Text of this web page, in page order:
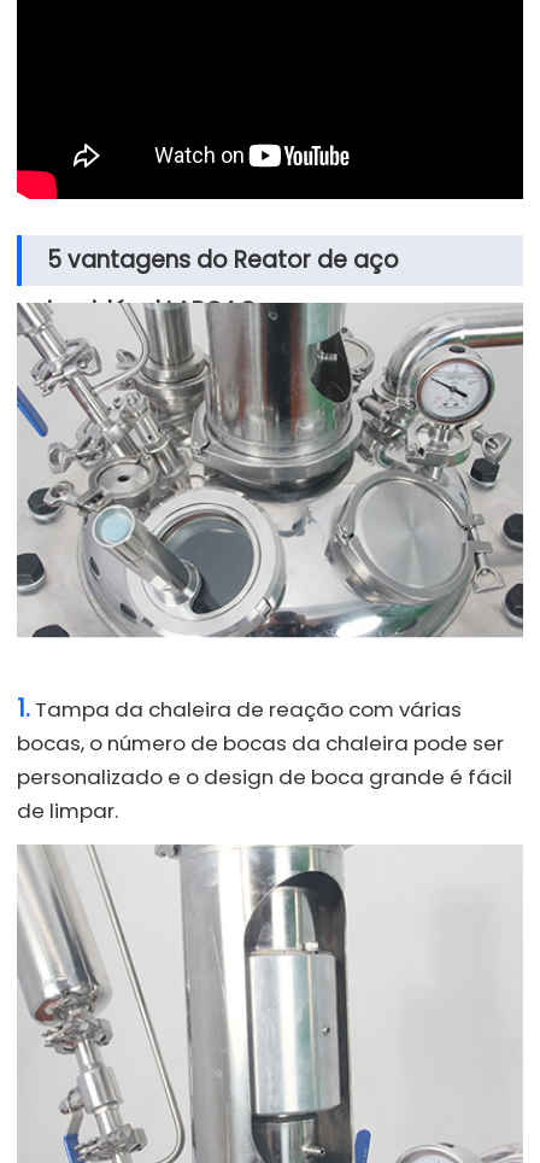
5 vantagens do Reator de aço
inoxidável LABOAO
1. Tampa da chaleira de reação com várias
bocas, o número de bocas da chaleira pode ser
personalizado e o design de boca grande é fácil
de limpar.